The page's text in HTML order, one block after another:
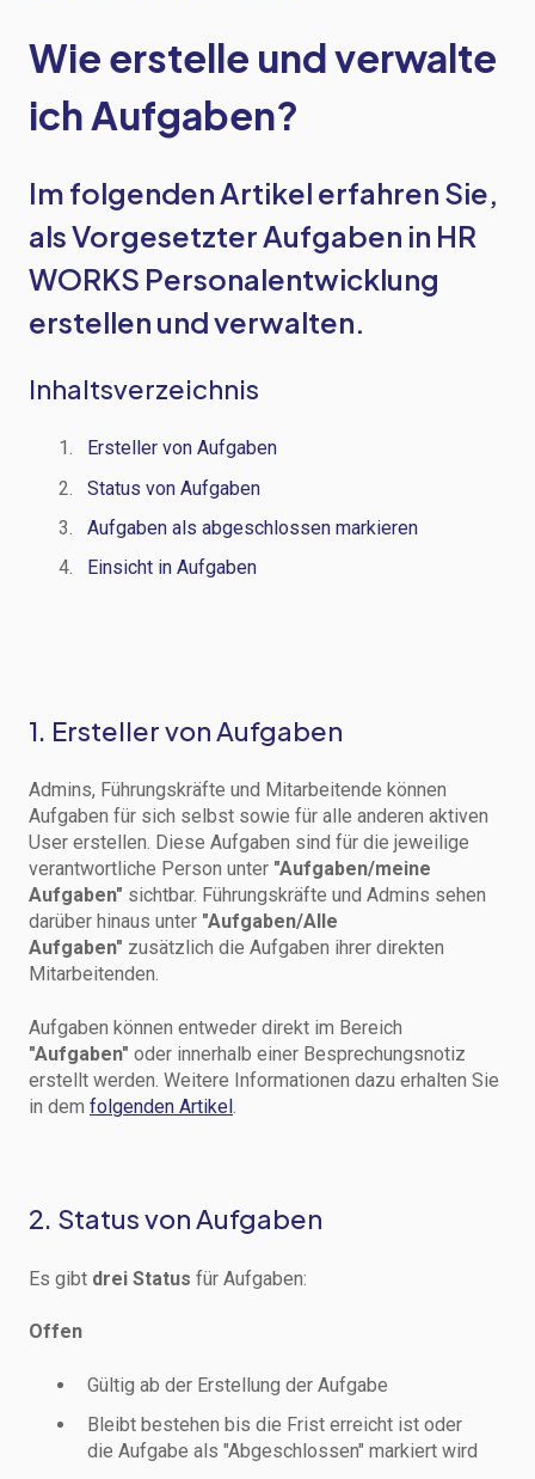
Wie erstelle und verwalte
ich Aufgaben?
Im folgenden Artikel erfahren Sie,
als Vorgesetzter Aufgaben in HR
WORKS Personalentwicklung
erstellen und verwalten.
Inhaltsverzeichnis
Ersteller von Aufgaben
Status von Aufgaben
Aufgaben als abgeschlossen markieren
Einsicht in Aufgaben
1. Ersteller von Aufgaben
Admins, Führungskräfte und Mitarbeitende können
Aufgaben für sich selbst sowie für alle anderen aktiven
User erstellen. Diese Aufgaben sind für die jeweilige
verantwortliche Person unter "Aufgaben/meine
Aufgaben" sichtbar. Führungskräfte und Admins sehen
darüber hinaus unter "Aufgaben/Alle
Aufgaben" zusätzlich die Aufgaben ihrer direkten
Mitarbeitenden.
Aufgaben können entweder direkt im Bereich
"Aufgaben" oder innerhalb einer Besprechungsnotiz
erstellt werden. Weitere Informationen dazu erhalten Sie
in dem folgenden Artikel
2. Status von Aufgaben
Es gibt drei Status für Aufgaben:
Offen
Gültig ab der Erstellung der Aufgabe
Bleibt bestehen bis die Frist erreicht ist oder
die Aufgabe als "Abgeschlossen" markiert wird